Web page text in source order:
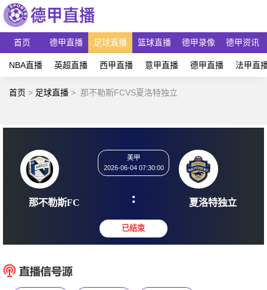
首页 德甲直播 足球直播 篮球直播 德甲录像 德甲资讯
NBA直播 英超直播 西甲直播 意甲直播 德甲直播 法甲直
首页 > 足球直播 > 那不勒斯FCVS夏洛特独立
那不勒斯FC
2026-06-04 07:30:00
: 夏洛